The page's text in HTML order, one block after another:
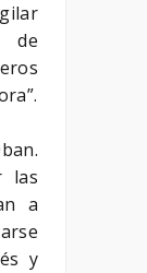
de
las
a
y